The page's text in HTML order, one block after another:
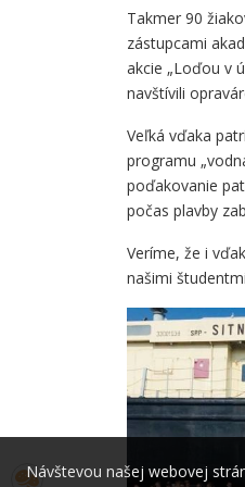
Takmer 90
zástupcami
akcie „Loďou v
navštívili
Veľká vďaka
programu
poďakovanie
počas plavby
Veríme, že i
našimi
Návštevou našej webovej